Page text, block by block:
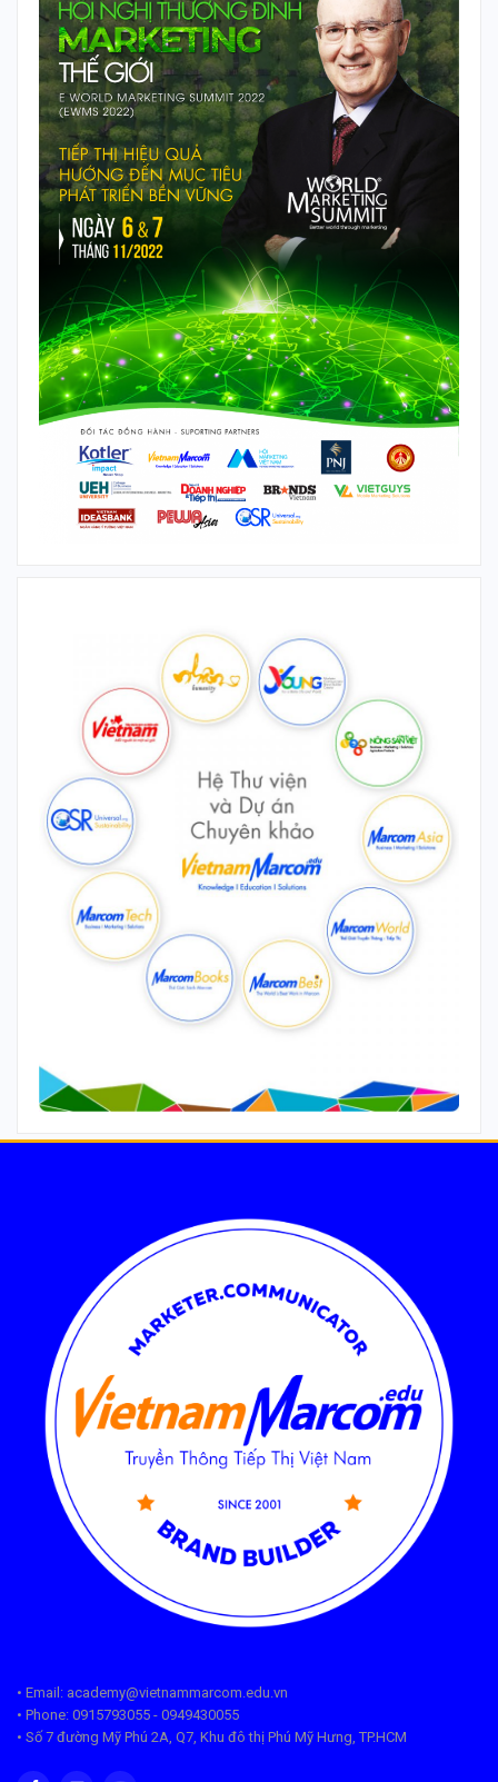
• Email: academy@vietnammarcom.edu.vn
• Phone: 0915793055 - 0949430055
• Số 7 đường Mỹ Phú 2A, Q7, Khu đô thị Phú Mỹ Hưng, TP.HCM